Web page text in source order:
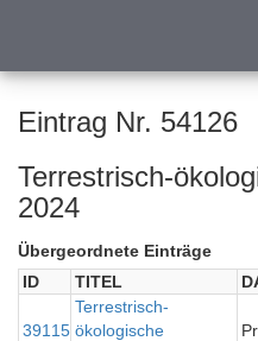
Eintrag Nr. 54126
Terrestrisch-
2024
Übergeordnete Einträge
ID
TITEL
39115
Terrestrisch-
ökologische